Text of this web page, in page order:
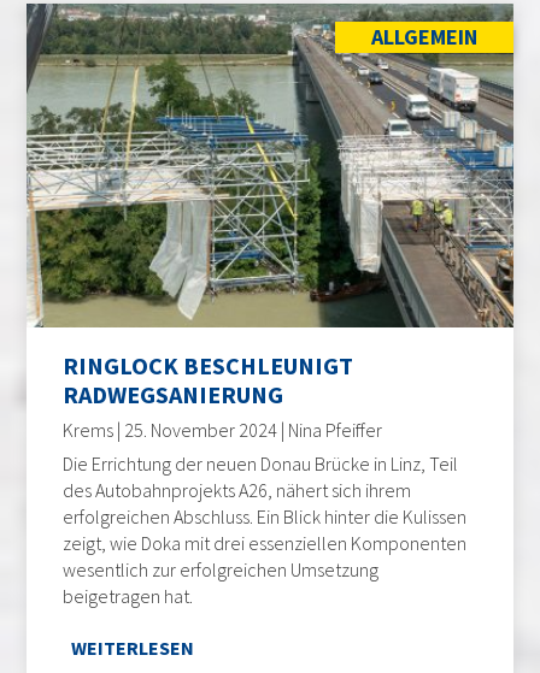
ALLGEMEIN
RINGLOCK BESCHLEUNIGT
RADWEGSANIERUNG
Krems | 25. November 2024 | Nina Pfeiffer
Die Errichtung der neuen Donau Brücke in Linz, Teil
des Autobahnprojekts A26, nähert sich ihrem
erfolgreichen Abschluss. Ein Blick hinter die Kulissen
zeigt, wie Doka mit drei essenziellen Komponenten
wesentlich zur erfolgreichen Umsetzung
beigetragen hat.
WEITERLESEN